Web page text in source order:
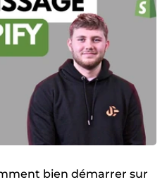
bien démarrer sur